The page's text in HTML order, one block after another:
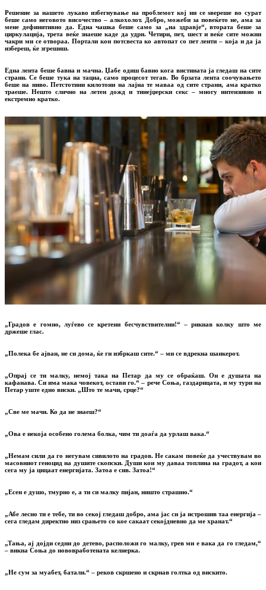
Решение за нашето лукаво избегнување на проблемот кој ни се ѕвереше во сурат
беше само неговото височество – алкохолот. Добро, можеби за повеќето не, ама за
мене дефинитивно да. Една чашка беше само за „на здравје“, втората беше за
циркулација, трета веќе знаеше каде да удри. Четири, пет, шест и веќе сите можни
чакри ми се отвораа. Портали кон потсвеста ко автопат со пет ленти – која и да ја
избереш, ќе згрешиш.
Една лента беше бавна и мачна. Џабе одиш бавно кога вистината ја гледаш на сите
страни. Се беше тука на тацна, само процесот тегав. Во брзата лента соочувањето
беше на ниво. Петстотини килотони на лајна те маваа од сите страни, ама кратко
траеше. Нешто слично на летен дожд и тинејџерски секс – многу интензивно и
екстремно кратко.
„Градов е гомно, луѓево се кретени бесчувствителни!“ – рикнав колку што ме
држеше глас.
„Полека бе ајван, не си дома, ќе ги избркаш сите.“ – ми се вдрекна шанкерот.
„Опрај се ти малку, немој така на Петар да му се обраќаш. Он е душата на
кафанава. Си има мака човекот, остави го.“ – рече Соња, газдарицата, и му тури на
Петар уште едно виски. „Што те мачи, срце?“
„Све ме мачи. Ко да не знаеш?“
„Ова е некоја особено голема болка, чим ти доаѓа да урлаш вака.“
„Немам сили да го негувам сивилото на градов. Не сакам повеќе да учествувам во
масовниот геноцид на душите скопски. Души кои му даваа топлина на градот, а кои
сега му ја цицаат енергијата. Затоа е сив. Затоа!“
„Есен е душо, тмурно е, а ти си малку пијан, ништо страшно.“
„Абе лесно ти е тебе, ти во секој гледаш добро, ама јас си ја истрошив таа енергија –
сега гледам директно низ срањето со кое сакаат секојдневно да ме хранат.“
„Тања, ај дојди седни до детево, расположи го малку, грев ми е вака да го гледам,“
– викна Соња до нововработената келнерка.
„Не сум за муабет, батали.“ – реков скршено и скрнав голтка од вискито.